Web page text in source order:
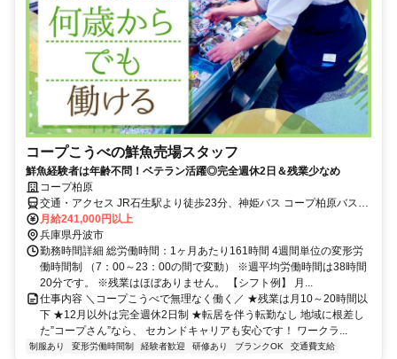
コープこうべの鮮魚売場スタッフ
鮮魚経験者は年齢不問！ベテラン活躍◎完全週休2日＆残業少なめ
コープ柏原
交通・アクセス JR石生駅より徒歩23分、神姫バス コープ柏原バス停
より徒歩3分
月給241,000円以上
兵庫県丹波市
勤務時間詳細 総労働時間：1ヶ月あたり161時間 4週間単位の変形労
働時間制 （7：00～23：00の間で変動） ※週平均労働時間は38時間
20分です。 ※残業はほぼありません。 【シフト例】 月...
仕事内容 ＼コープこうべで無理なく働く／ ★残業は月10～20時間以
下 ★12月以外は完全週休2日制 ★転居を伴う転勤なし 地域に根差し
た”コープさん”なら、 セカンドキャリアも安心です！ ワークラ...
制服あり 変形労働時間制 経験者歓迎 研修あり ブランクOK 交通費支給